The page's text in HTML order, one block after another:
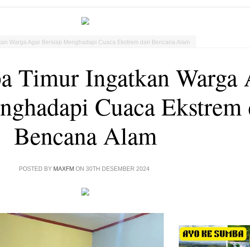
Warga Agar Bersiap Menghadapi Cuaca Ekstrem dan Bencana Alam
Timur Ingatkan Warga
Cuaca Ekstrem
Bencana Alam
POSTED BY MAXFM ON 30TH DESEMBER 2024